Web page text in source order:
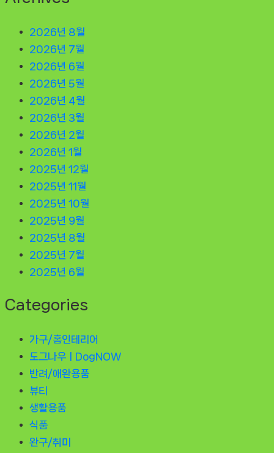
2026년 8월
2026년 7월
2026년 6월
2026년 5월
2026년 4월
2026년 3월
2026년 2월
2026년 1월
2025년 12월
2025년 11월
2025년 10월
2025년 9월
2025년 8월
2025년 7월
2025년 6월
Categories
가구/홈인테리어
도그나우ㅣDogNOW
반려/애완용품
뷰티
생활용품
식품
완구/취미